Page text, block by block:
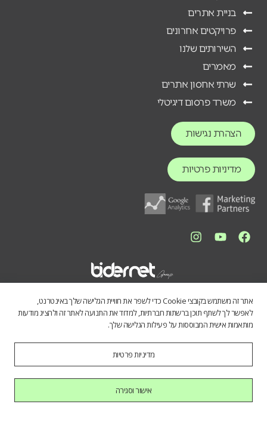
בניית אתרים
פרויקטים אחרונים
השירותים שלנו
מאמרים
שרתי אחסון אתרים
משרד פרסום דיגיטלי
הצהרת נגישות
מדיניות פרטיות
התכנים באתר נועדו לספק מידע כללי לציבור הרחב. אין לראות בהם תחליף
במידע הינו על אחריות המשתמש בלבד.
אתר זה משתמש בקובצי Cookie כדי לשפר את חוויית הגלישה שלך באינטרנט,
לאפשר לך לשתף תוכן ברשתות חברתיות, למדוד את התנועה לאתר זה ולהציג מודעות
מותאמות אישית המבוססות על פעילות הגלישה שלך.
מדיניות פרטיות
אישור וסגירה